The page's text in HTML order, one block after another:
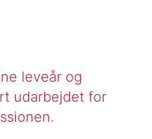
leveår og
udarbejdet for